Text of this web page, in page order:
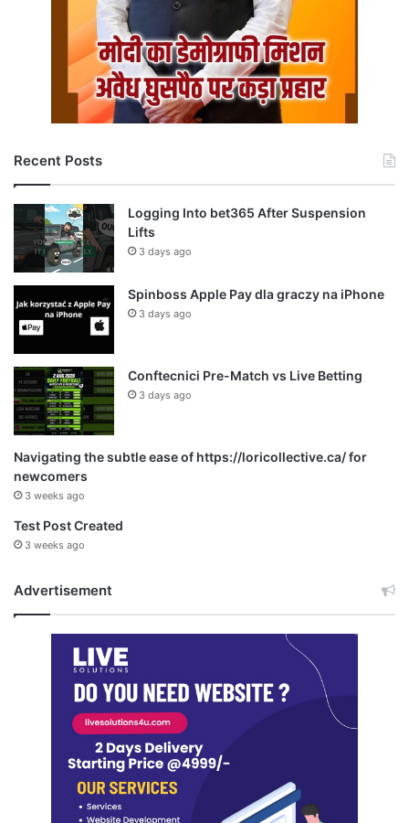
Recent Posts
Logging Into bet365 After Suspension
Lifts
3 days ago
Spinboss Apple Pay dla graczy na iPhone
3 days ago
Conftecnici Pre-Match vs Live Betting
3 days ago
Navigating the subtle ease of https://loricollective.ca/ for
newcomers
3 weeks ago
Test Post Created
3 weeks ago
Advertisement